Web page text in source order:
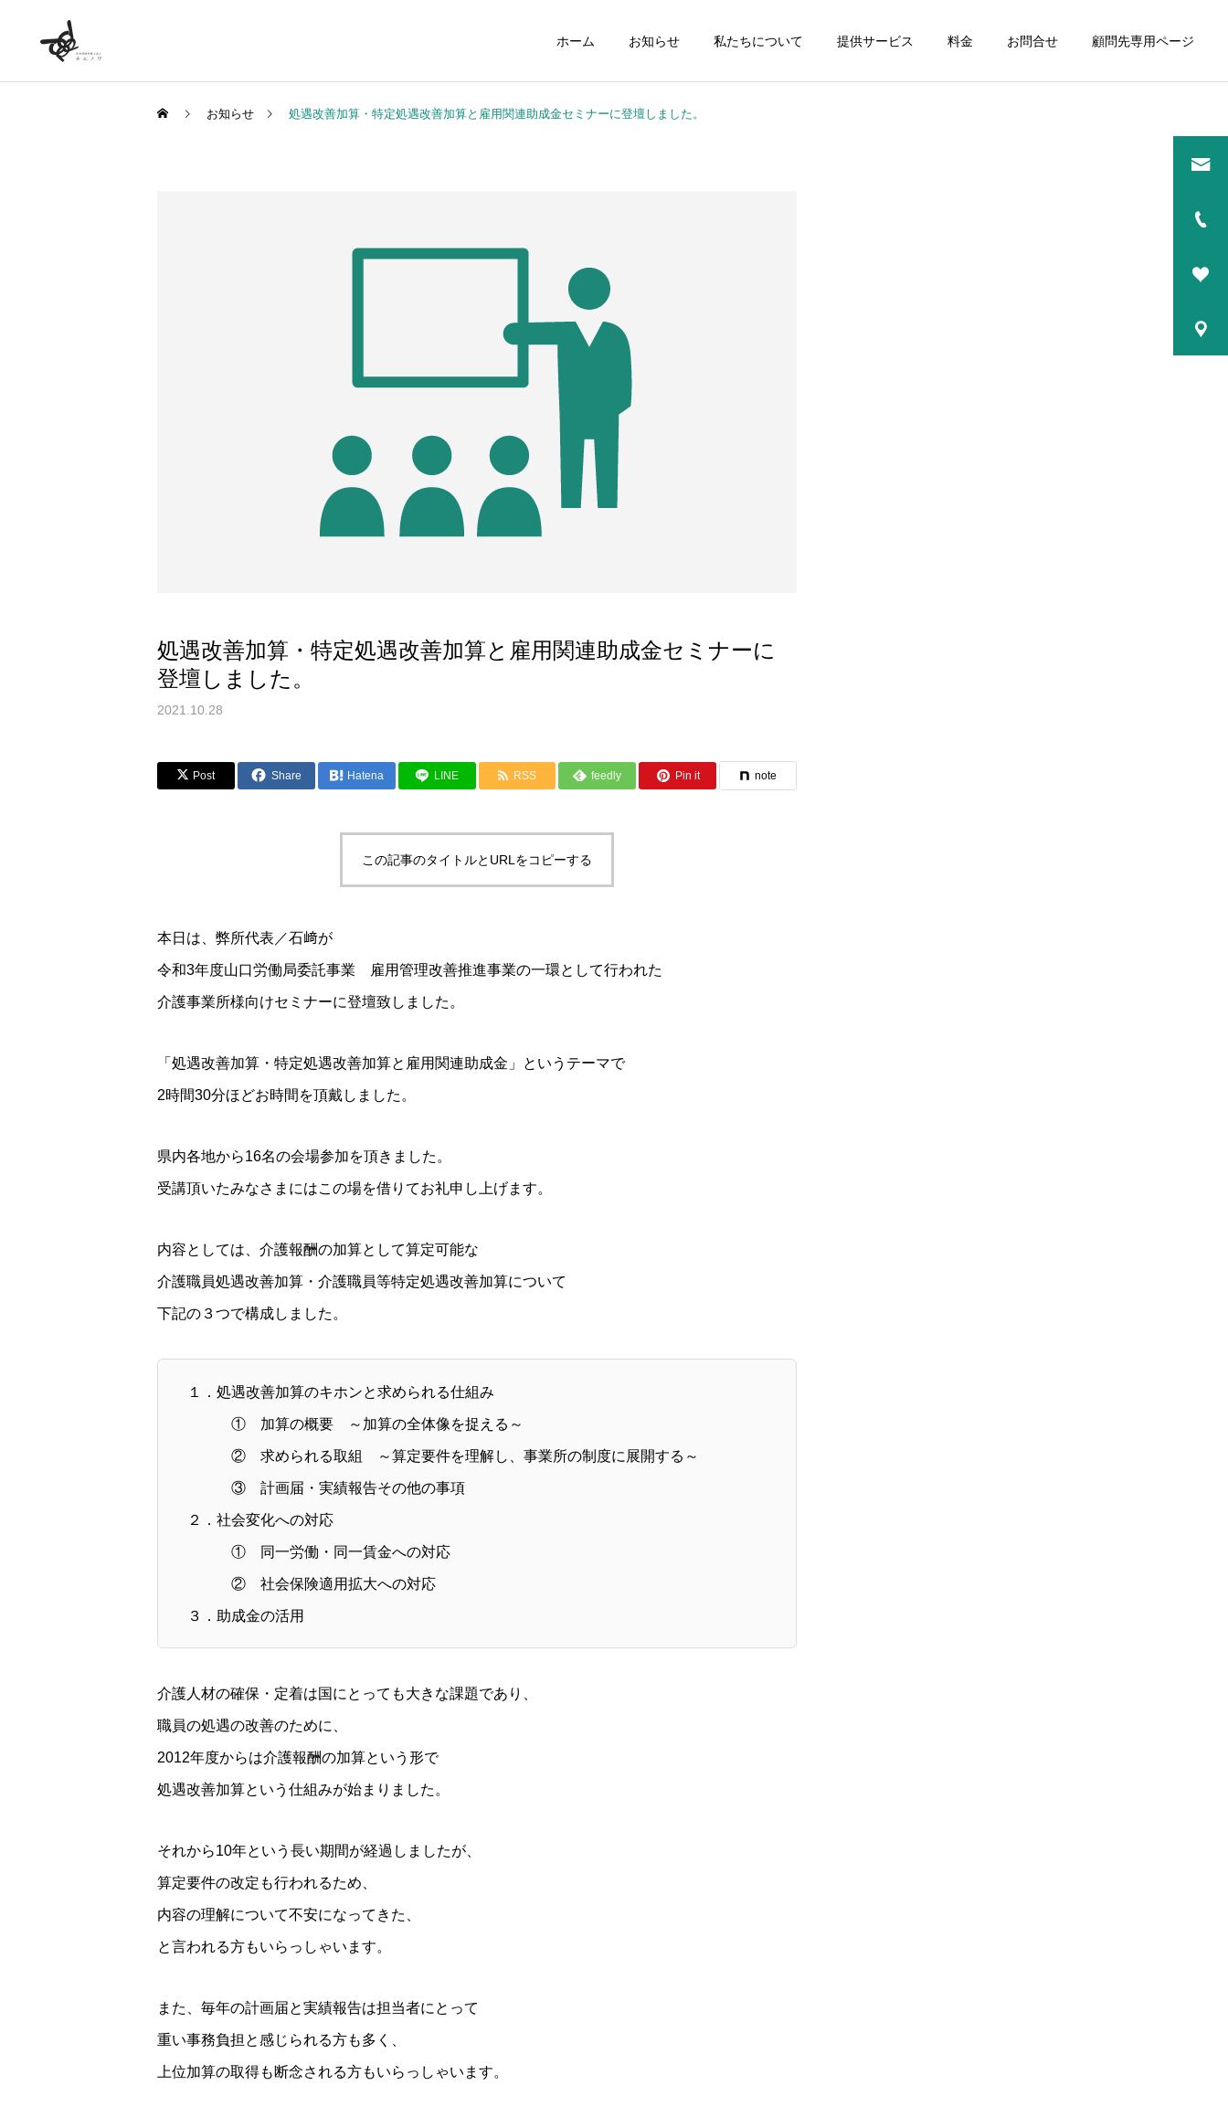
ホーム お知らせ 私たちについて 提供サービス 料金 お問合せ 顧問先専用ページ
お知らせ 処遇改善加算・特定処遇改善加算と雇用関連助成金セミナーに登壇しました。
処遇改善加算・特定処遇改善加算と雇用関連助成金セミナーに
登壇しました。
2021.10.28
Post Share Hatena LINE RSS feedly Pin it note
この記事のタイトルとURLをコピーする
本日は、弊所代表／石﨑が
令和3年度山口労働局委託事業 雇用管理改善推進事業の一環として行われた
介護事業所様向けセミナーに登壇致しました。
「処遇改善加算・特定処遇改善加算と雇用関連助成金」というテーマで
2時間30分ほどお時間を頂戴しました。
県内各地から16名の会場参加を頂きました。
受講頂いたみなさまにはこの場を借りてお礼申し上げます。
内容としては、介護報酬の加算として算定可能な
介護職員処遇改善加算・介護職員等特定処遇改善加算について
下記の３つで構成しました。
１．処遇改善加算のキホンと求められる仕組み
① 加算の概要 ～加算の全体像を捉える～
② 求められる取組 ～算定要件を理解し、事業所の制度に展開する～
③ 計画届・実績報告その他の事項
２．社会変化への対応
① 同一労働・同一賃金への対応
② 社会保険適用拡大への対応
３．助成金の活用
介護人材の確保・定着は国にとっても大きな課題であり、
職員の処遇の改善のために、
2012年度からは介護報酬の加算という形で
処遇改善加算という仕組みが始まりました。
それから10年という長い期間が経過しましたが、
算定要件の改定も行われるため、
内容の理解について不安になってきた、
と言われる方もいらっしゃいます。
また、毎年の計画届と実績報告は担当者にとって
重い事務負担と感じられる方も多く、
上位加算の取得も断念される方もいらっしゃいます。